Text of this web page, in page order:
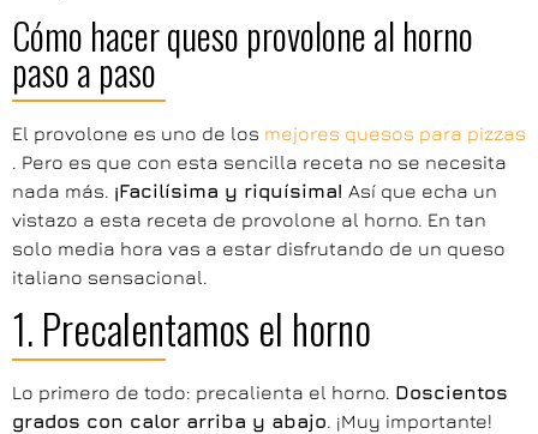
Cómo hacer queso provolone al horno
paso a paso
El provolone es uno de los mejores quesos para pizzas
. Pero es que con esta sencilla receta no se necesita
nada más. ¡Facilísima y riquísima! Así que echa un
vistazo a esta receta de provolone al horno. En tan
solo media hora vas a estar disfrutando de un queso
italiano sensacional.
1. Precalentamos el horno
Lo primero de todo: precalienta el horno. Doscientos
grados con calor arriba y abajo. ¡Muy importante!